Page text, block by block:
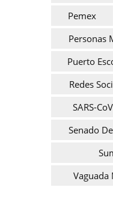
Pemex
Personas
Puerto
Redes
SARS-
Senado
Vaguada